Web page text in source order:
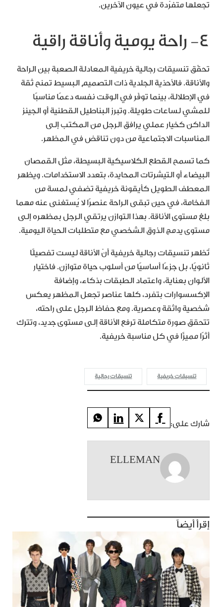
تجعلها متفرّدة في عيون الآخرين.
٤- راحة يومية وأناقة راقية
تحقّق تنسيقات رجالية خريفية المعادلة الصعبة بين الراحة
والأناقة. فالأحذية الجلدية ذات التصميم البسيط تمنح ثقة
في الإطلالة، بينما توفّر في الوقت نفسه دعمًا مناسبًا
للمشي لساعات طويلة. وتبرز البناطيل القطنية أو الجينز
الداكن كخيار عملي يرافق الرجل من المكتب إلى
المناسبات الاجتماعية من دون تناقض في المظهر.
كما تسمح القطع الكلاسيكية البسيطة، مثل القمصان
البيضاء أو التيشرتات المحايدة، بتعدد الاستخدامات. ويظهر
المعطف الطويل كأيقونة خريفية تضفي لمسة من
الفخامة، في حين تبقى الراحة عنصرًا لا يُستغنى عنه مهما
بلغ مستوى الأناقة. بهذا التوازن يرتقي الرجل بمظهره إلى
مستوى يدمج الذوق الشخصي مع متطلبات الحياة اليومية.
تُظهر تنسيقات رجالية خريفية أنّ الأناقة ليست تفصيلًا
ثانويًا، بل جزءًا أساسيًا من أسلوب حياة متوازن. فاختيار
الألوان بعناية، واعتماد الطبقات بذكاء، وإضافة
الإكسسوارات بتفرد، كلها عناصر تجعل المظهر يعكس
شخصية واثقة وعصرية. ومع حفاظ الرجل على راحته،
تتحقق صورة متكاملة ترفع الأناقة إلى مستوى جديد، وتترك
أثرًا مميزًا في كل مناسبة خريفية.
تنسيقات خريفية تنسيقات رجالية
شارك على:
ELLEMAN
إقرأ أيضاً